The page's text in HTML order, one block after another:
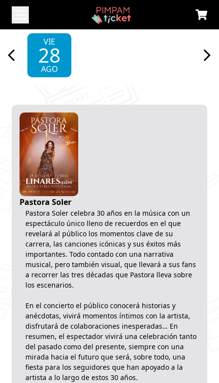
VIE
28
AGO
Pastora Soler
Pastora Soler celebra 30 años en la música con un
espectáculo único lleno de recuerdos en el que
revelará al público los momentos clave de su
carrera, las canciones icónicas y sus éxitos más
importantes. Todo contado con una narrativa
musical, pero también visual, que llevará a sus fans
a recorrer las tres décadas que Pastora lleva sobre
los escenarios.
En el concierto el público conocerá historias y
anécdotas, vivirá momentos íntimos con la artista,
disfrutará de colaboraciones inesperadas… En
resumen, el espectador vivirá una celebración tanto
del pasado como del presente, siempre con una
mirada hacia el futuro que será, sobre todo, una
fiesta para los seguidores que han apoyado a la
artista a lo largo de estos 30 años.